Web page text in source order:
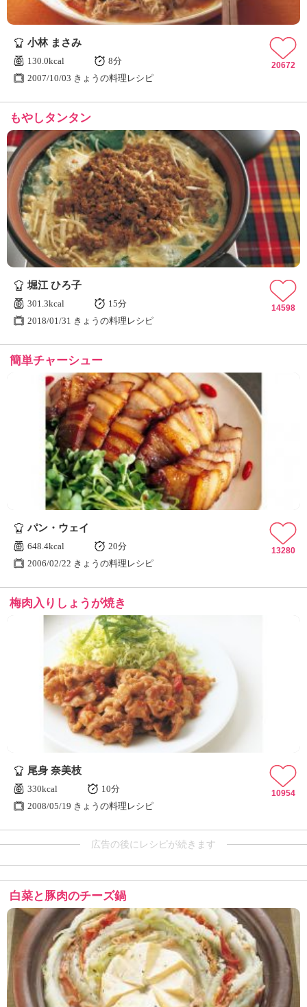
料
理
小林 まさみ
130.0kcal
8分
2007/10/03 きょうの料理レシピ
20672
もやしタンタン
堀江 ひろ子
301.3kcal
15分
2018/01/31 きょうの料理レシピ
14598
簡単チャーシュー
パン・ウェイ
648.4kcal
20分
2006/02/22 きょうの料理レシピ
13280
梅肉入りしょうが焼き
尾身 奈美枝
330kcal
10分
2008/05/19 きょうの料理レシピ
10954
広告の後にレシピが続きます
白菜と豚肉のチーズ鍋